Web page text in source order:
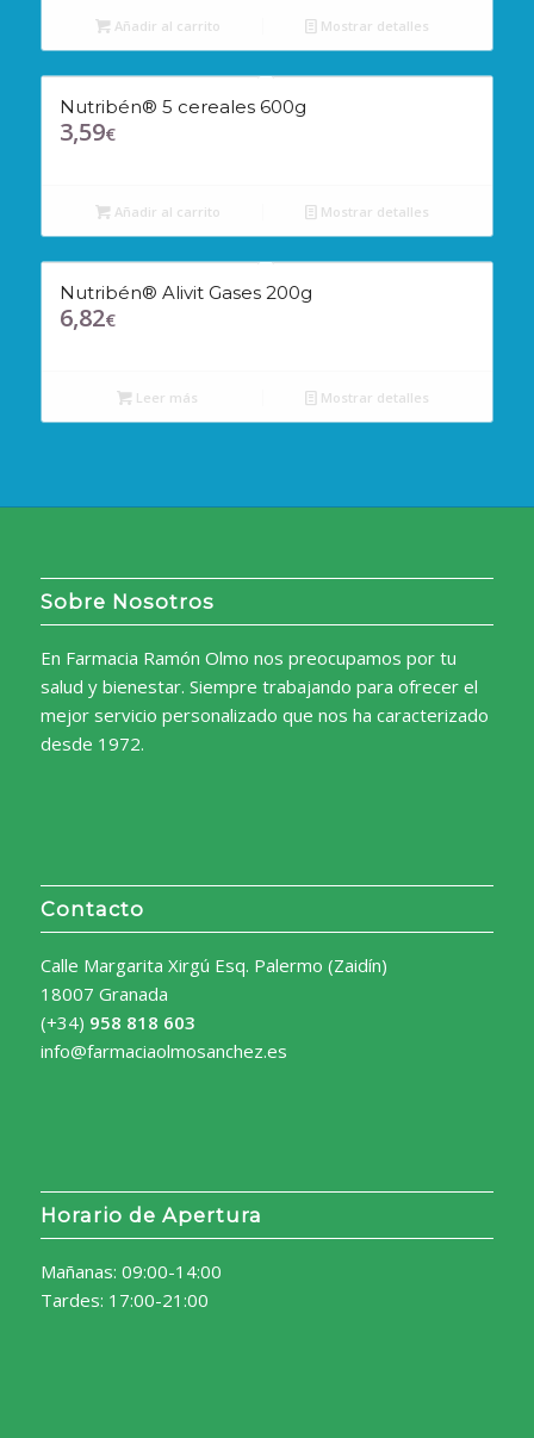
Añadir al carrito Mostrar detalles
Nutribén® 5 cereales 600g
3,59€
Añadir al carrito Mostrar detalles
Nutribén® Alivit Gases 200g
6,82€
Leer más Mostrar detalles
Sobre Nosotros
En Farmacia Ramón Olmo nos preocupamos por tu
salud y bienestar. Siempre trabajando para ofrecer el
mejor servicio personalizado que nos ha caracterizado
desde 1972.
Contacto
Calle Margarita Xirgú Esq. Palermo (Zaidín)
18007 Granada
(+34) 958 818 603
info@farmaciaolmosanchez.es
Horario de Apertura
Mañanas: 09:00-14:00
Tardes: 17:00-21:00